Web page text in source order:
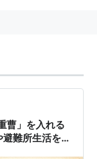
曹」を入れる
難所生活を